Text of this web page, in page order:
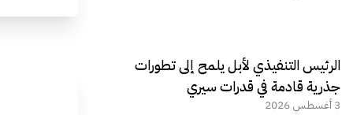
الرئيس التنفيذي لأبل يلمح إلى تطورات
جذرية قادمة في قدرات سيري
3 أغسطس 2026